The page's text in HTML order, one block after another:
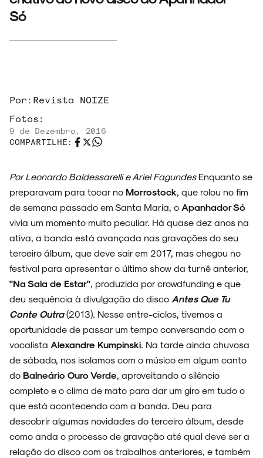
Só
Por: Revista NOIZE
Fotos:
9 de Dezembro, 2016
COMPARTILHE:
Por Leonardo Baldessarelli e Ariel FagundesEnquanto se
preparavam para tocar no Morrostock, que rolou no fim
de semana passado em Santa Maria, o Apanhador Só
vivia um momento muito peculiar. Há quase dez anos na
ativa, a banda está avançada nas gravações do seu
terceiro álbum, que deve sair em 2017, mas chegou no
festival para apresentar o último show da turnê anterior,
"Na Sala de Estar", produzida por crowdfunding e que
deu sequência à divulgação do disco Antes Que Tu
Conte Outra(2013). Nesse entre-ciclos, tivemos a
oportunidade de passar um tempo conversando com o
vocalista Alexandre Kumpinski. Na tarde ainda chuvosa
de sábado, nos isolamos com o músico em algum canto
do Balneário Ouro Verde, aproveitando o silêncio
completo e o clima de mato para dar um giro em tudo o
que está acontecendo com a banda. Deu para
descobrir algumas novidades do terceiro álbum, desde
como anda o processo de gravação até qual deve ser a
relação do disco com os trabalhos anteriores, e também